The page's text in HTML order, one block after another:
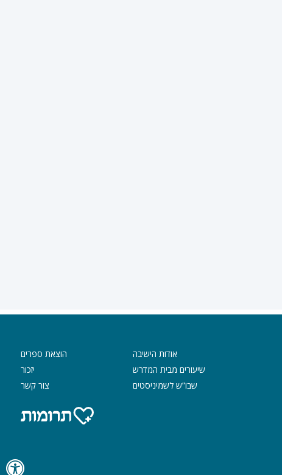
אודות הישיבה
שיעורים מבית המדרש
שבו”ש לשמיניסטים
הוצאת ספרים
יזכור
צור קשר